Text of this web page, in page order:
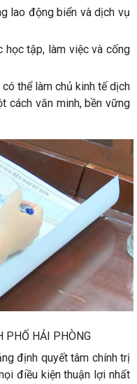
lao động biển và dịch vụ
học tập, làm việc và cống
thể làm chủ kinh tế dịch
cách văn minh, bền vững
PHỐ HẢI PHÒNG
định quyết tâm chính trị
điều kiện thuận lợi nhất